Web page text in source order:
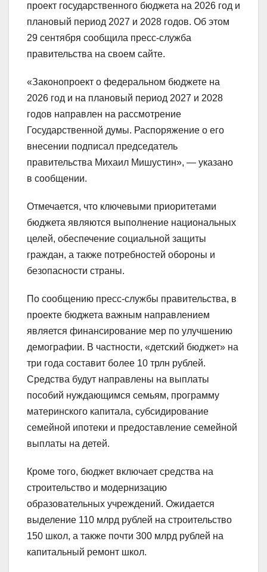
проект государственного бюджета на 2026 год и
плановый период 2027 и 2028 годов. Об этом
29 сентября сообщила пресс-служба
правительства на своем сайте.
«Законопроект о федеральном бюджете на
2026 год и на плановый период 2027 и 2028
годов направлен на рассмотрение
Государственной думы. Распоряжение о его
внесении подписал председатель
правительства Михаил Мишустин», — указано
в сообщении.
Отмечается, что ключевыми приоритетами
бюджета являются выполнение национальных
целей, обеспечение социальной защиты
граждан, а также потребностей обороны и
безопасности страны.
По сообщению пресс-службы правительства, в
проекте бюджета важным направлением
является финансирование мер по улучшению
демографии. В частности, «детский бюджет» на
три года составит более 10 трлн рублей.
Средства будут направлены на выплаты
пособий нуждающимся семьям, программу
материнского капитала, субсидирование
семейной ипотеки и предоставление семейной
выплаты на детей.
Кроме того, бюджет включает средства на
строительство и модернизацию
образовательных учреждений. Ожидается
выделение 110 млрд рублей на строительство
150 школ, а также почти 300 млрд рублей на
капитальный ремонт школ.